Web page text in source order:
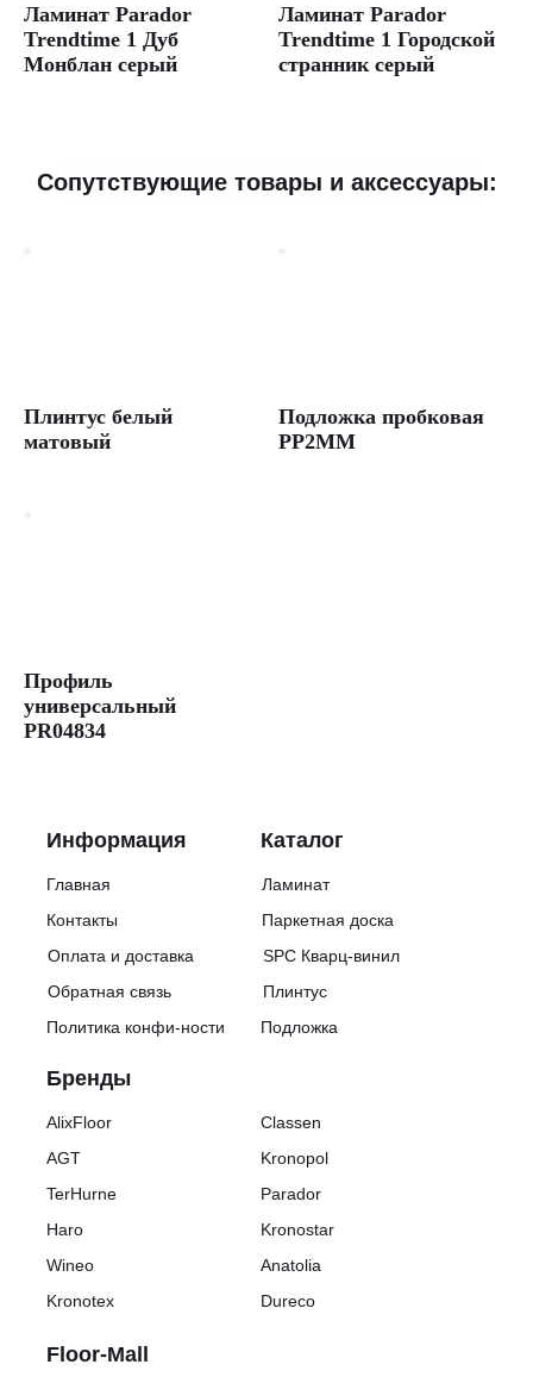
Ламинат Parador
Trendtime 1 Дуб
Монблан серый
Ламинат Parador
Trendtime 1 Городской
странник серый
Сопутствующие товары и аксессуары:
Плинтус белый
матовый
Подложка пробковая
PP2MM
Профиль
универсальный
PR04834
Информация
Бренды
Каталог
Floor-Mall
Главная
Контакты
Оплата и доставка
Обратная связь
AlixFloor
AGT
TerHurne
Haro
Ламинат
Паркетная доска
SPC Кварц-винил
Плинтус
Политика конфи-ности
Wineo
Kronotex
Anatolia
Dureco
Kronostar
Parador
Kronopol
Classen
Подложка